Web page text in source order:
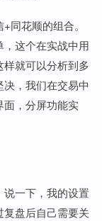
同花顺的组合。
这个在实战中用
就可以分析到多
，我们在交易中
面，分屏功能实
一下，我的设置
盘后自己需要关